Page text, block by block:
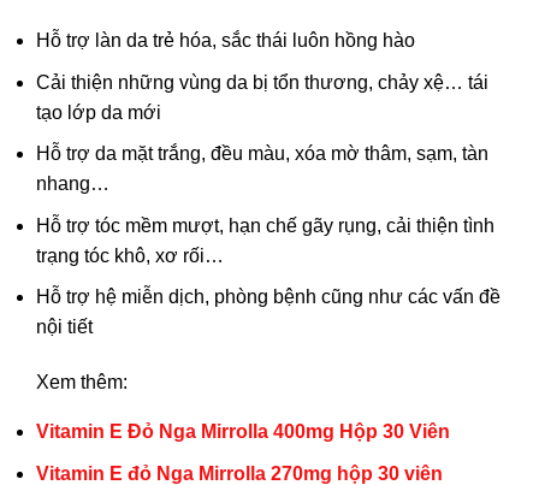
Hỗ trợ làn da trẻ hóa, sắc thái luôn hồng hào
Cải thiện những vùng da bị tổn thương, chảy xệ… tái
tạo lớp da mới
Hỗ trợ da mặt trắng, đều màu, xóa mờ thâm, sạm, tàn
nhang…
Hỗ trợ tóc mềm mượt, hạn chế gãy rụng, cải thiện tình
trạng tóc khô, xơ rối…
Hỗ trợ hệ miễn dịch, phòng bệnh cũng như các vấn đề
nội tiết
Xem thêm:
Vitamin E Đỏ Nga Mirrolla 400mg Hộp 30 Viên
Vitamin E đỏ Nga Mirrolla 270mg hộp 30 viên